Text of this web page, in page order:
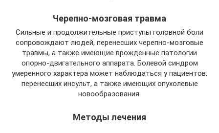
Черепно-мозговая травма
Сильные и продолжительные приступы головной боли
сопровождают людей, перенесших черепно-мозговые
травмы, а также имеющие врожденные патологии
опорно-двигательного аппарата. Болевой синдром
умеренного характера может наблюдаться у пациентов,
перенесших инсульт, а также имеющих опухолевые
новообразования.
Методы лечения